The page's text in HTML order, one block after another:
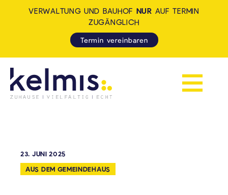
Navigation
VERWALTUNG UND BAUHOF NUR AUF TERMIN
ZUGÄNGLICH
Termin vereinbaren
23. JUNI 2025
AUS DEM GEMEINDEHAUS